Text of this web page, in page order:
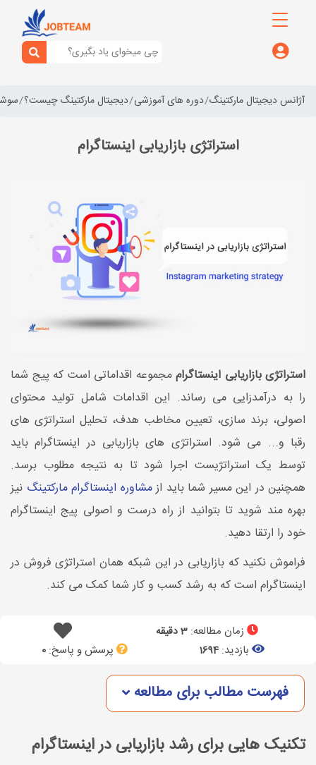
آژانس دیجیتال مارکتینگ دوره های آموزشی دیجیتال مارکتینگ چیست؟
استراتژی بازاریابی اینستاگرام
استراتژی بازاریابی اینستاگراممجموعه اقداماتی است که پیج شما
را به درآمدزایی می رساند. این اقدامات شامل تولید محتوای
اصولی، برند سازی، تعیین مخاطب هدف، تحلیل استراتژی های
رقبا و... می شود. استراتژی های بازاریابی در اینستاگرام باید
توسط یک استراتژیست اجرا شود تا به نتیجه مطلوب برسد.
همچنین در این مسیر شما باید ازمشاوره اینستاگرام مارکتینگ نیز
بهره مند شوید تا بتوانید از راه درست و اصولی پیج اینستاگرام
خود را ارتقا دهید.
فراموش نکنید که بازاریابی در این شبکه همان استراتژی فروش در
اینستاگرام است که به رشد کسب و کار شما کمک می کند.
زمان مطالعه: 3 دقیقه
بازدید: 1694 پرسش و پاسخ:0
فهرست مطالب برای مطالعه
تکنیک هایی برای رشد بازاریابی در اینستاگرام